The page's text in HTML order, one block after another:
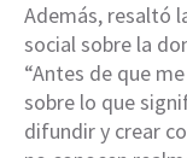
Además, resaltó
social sobre la
“Antes de que
sobre lo que
difundir y crear